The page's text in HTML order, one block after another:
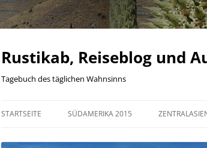
Zum
Rustikab, Reiseblog und
Tagebuch des täglichen Wahnsinns
STARTSEITE SÜDAMERIKA 2015